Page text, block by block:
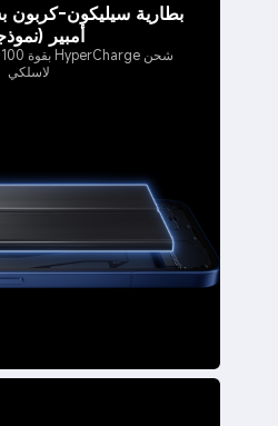
أمبير
لاسلكي